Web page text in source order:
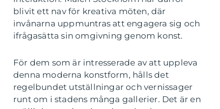
blivit ett nav för kreativa möten, där
invånarna uppmuntras att engagera sig och
ifrågasätta sin omgivning genom konst.
För dem som är intresserade av att uppleva
denna moderna konstform, hålls det
regelbundet utställningar och vernissager
runt om i stadens många gallerier. Det är en